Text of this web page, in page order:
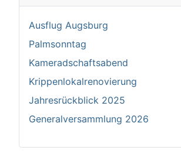
Ausflug Augsburg
Palmsonntag
Kameradschaftsabend
Krippenlokalrenovierung
Jahresrückblick 2025
Generalversammlung 2026